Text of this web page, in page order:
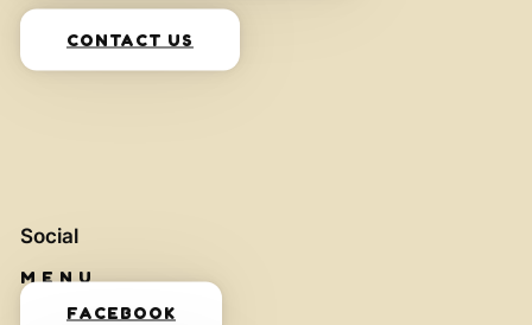
CONTACT US
Social
FACEBOOK